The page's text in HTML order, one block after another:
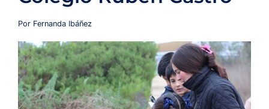
Fondo Concursable
Recursos
Contáctanos
Por Fernanda Ibáñez